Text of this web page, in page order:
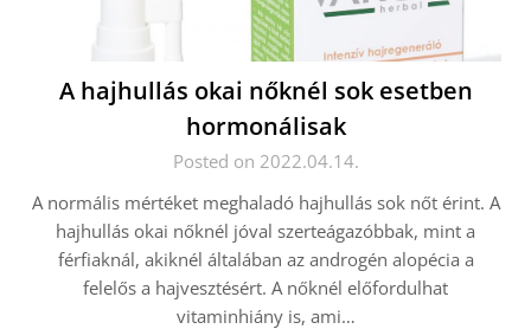
A hajhullás okai nőknél sok esetben
hormonálisak
Posted on 2022.04.14.
A normális mértéket meghaladó hajhullás sok nőt érint. A
hajhullás okai nőknél jóval szerteágazóbbak, mint a
férfiaknál, akiknél általában az androgén alopécia a
felelős a hajvesztésért. A nőknél előfordulhat
vitaminhiány is, ami…